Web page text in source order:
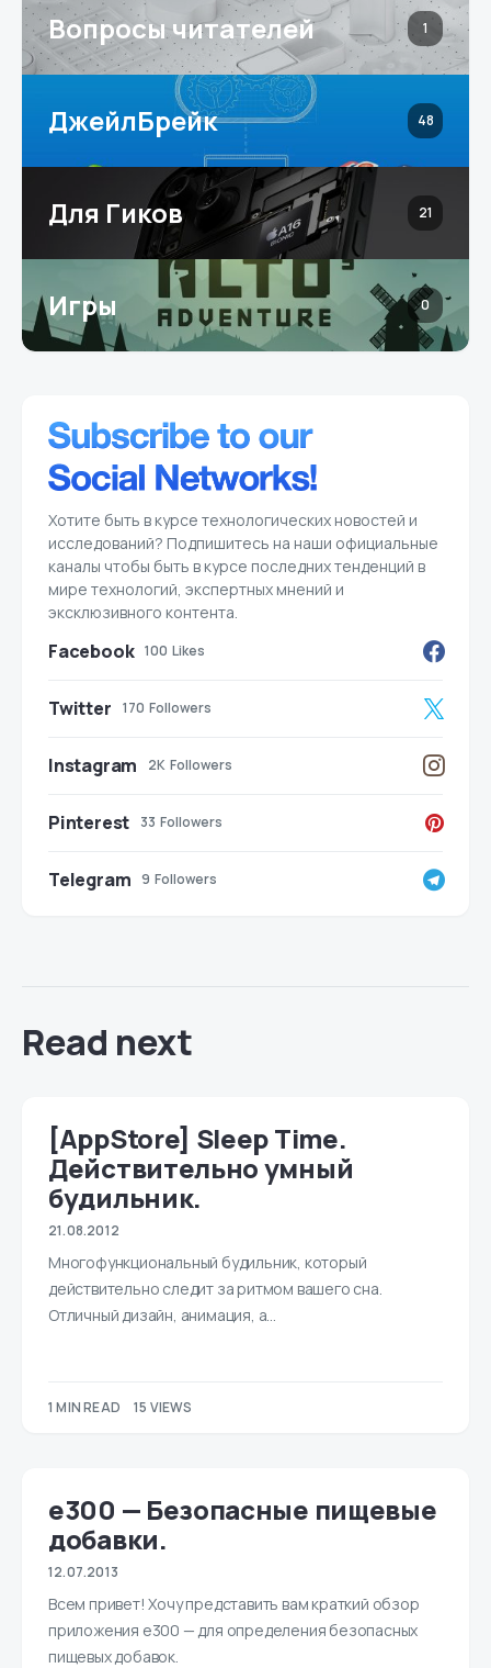
Вопросы читателей 1
ДжейлБрейк 48
Для Гиков 21
Игры 0
Хотите быть в курсе технологических новостей и
исследований? Подпишитесь на наши официальные
каналы чтобы быть в курсе последних тенденций в
мире технологий, экспертных мнений и
эксклюзивного контента.
Facebook 100 Likes
Twitter 170 Followers
Instagram 2K Followers
Pinterest 33 Followers
Telegram 9 Followers
Read next
[AppStore] Sleep Time.
Действительно умный
будильник.
21.08.2012
Многофункциональный будильник, который
действительно следит за ритмом вашего сна.
Отличный дизайн, анимация, а…
1 MIN READ 15 VIEWS
e300 — Безопасные пищевые
добавки.
12.07.2013
Всем привет! Хочу представить вам краткий обзор
приложения e300 — для определения безопасных
пищевых добавок.